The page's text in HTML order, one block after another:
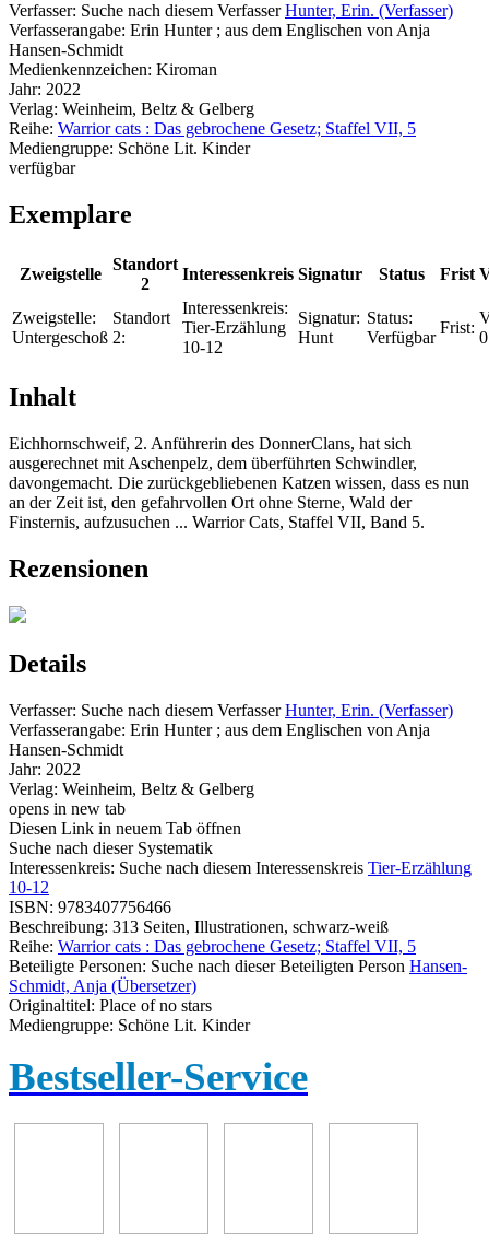
Verfasser: Suche nach diesem Verfasser Hunter, Erin. (Verfasser)
Verfasserangabe: Erin Hunter ; aus dem Englischen von Anja
Hansen-Schmidt
Medienkennzeichen: Kiroman
Jahr: 2022
Verlag: Weinheim, Beltz & Gelberg
Reihe: Warrior cats : Das gebrochene Gesetz; Staffel VII, 5
Mediengruppe: Schöne Lit. Kinder
verfügbar
Exemplare
Zweigstelle
Standort
2
Interessenkreis Signatur Status Frist
Zweigstelle:
Untergeschoß
Standort
2:
Interessenkreis:
Tier-Erzählung
10-12
Signatur:
Hunt
Status:
Verfügbar
Frist:
0
Inhalt
Eichhornschweif, 2. Anführerin des DonnerClans, hat sich
ausgerechnet mit Aschenpelz, dem überführten Schwindler,
davongemacht. Die zurückgebliebenen Katzen wissen, dass es nun
an der Zeit ist, den gefahrvollen Ort ohne Sterne, Wald der
Finsternis, aufzusuchen ... Warrior Cats, Staffel VII, Band 5.
Rezensionen
Details
Verfasser: Suche nach diesem Verfasser Hunter, Erin. (Verfasser)
Verfasserangabe: Erin Hunter ; aus dem Englischen von Anja
Hansen-Schmidt
Jahr: 2022
Verlag: Weinheim, Beltz & Gelberg
opens in new tab
Diesen Link in neuem Tab öffnen
Suche nach dieser Systematik
Interessenkreis: Suche nach diesem Interessenskreis Tier-Erzählung
10-12
ISBN: 9783407756466
Beschreibung: 313 Seiten, Illustrationen, schwarz-weiß
Reihe: Warrior cats : Das gebrochene Gesetz; Staffel VII, 5
Beteiligte Personen: Suche nach dieser Beteiligten Person Hansen-
Schmidt, Anja (Übersetzer)
Originaltitel: Place of no stars
Mediengruppe: Schöne Lit. Kinder
Bestseller-Service